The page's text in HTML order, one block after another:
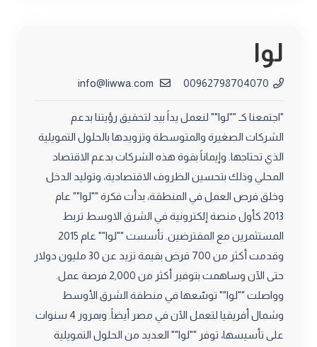
لوا
00962798704070
"اجتمعنا كـ ""لوا"" لنعمل يداً بيد لتحقيق رؤيتنا بدعم
الشركات الصغيرة والمتوسطة وتزويدها بالحلول التمويلية
الذي تحتاجها. وإيماناً بقوة هذه الشركات بدعم الاقتصاد
المحلي وذلك بتحسين الظروف الاقتصادية، وتوليد الدخل
وخلق فرص العمل في المنطقة، بدأت فكرة ""لوا"" عام
2013 كأول منصة إلكترونية في الشرق الاوسط تربط
المستثمرين مع المقترضين. تأسست ""لوا"" عام 2015
وقدمت أكثر من 700 قرض بقيمة تزيد عن 30 مليون دولار
حتى الآن وساهمت بتوفير أكثر من 2,000 فرصة عمل.
وواصلت ""لوا"" توسّعها في منطقة الشرق الأوسط
وشمال أفريقيا لتعمل الآن في مصر أيضاً. وبمرور 4 سنوات
على تأسيسها، توفر ""لوا"" العديد من الحلول التمويلية